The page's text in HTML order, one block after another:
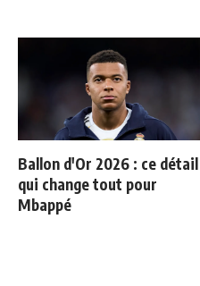
Ballon d'Or 2026 : ce détail
qui change tout pour
Mbappé